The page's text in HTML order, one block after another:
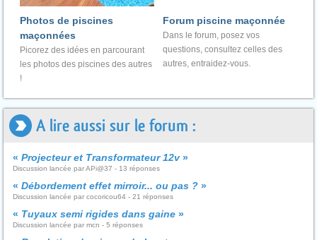
Photos de piscines
maçonnées
Picorez des idées en parcourant
les photos des piscines des autres
!
Forum piscine maçonnée
Dans le forum, posez vos
questions, consultez celles des
autres, entraidez-vous.
A lire aussi sur le forum :
« Projecteur et Transformateur 12v»
Discussion lancée par APi@37 - 13 réponses
« Débordement effet mirroir... ou pas ? »
Discussion lancée par cocoricou64 - 21 réponses
« Tuyaux semi rigides dans gaine »
Discussion lancée par mcn - 5 réponses